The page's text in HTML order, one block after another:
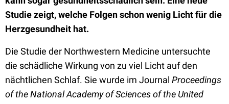
Studie zeigt, welche Folgen schon wenig Licht für die
Herzgesundheit hat.
Die Studie der Northwestern Medicine untersuchte
die schädliche Wirkung von zu viel Licht auf den
nächtlichen Schlaf. Sie wurde im Journal Proceedings
of the National Academy of Sciences of the United